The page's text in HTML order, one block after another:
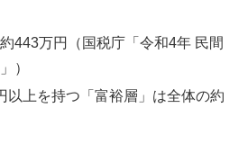
443万円（国税庁「令和4年 民間
）
以上を持つ「富裕層」は全体の約